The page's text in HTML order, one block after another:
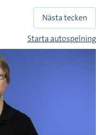
Nästa tecken
Starta autospelning